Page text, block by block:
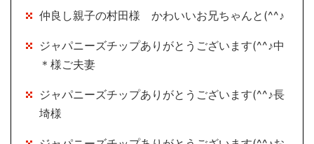
仲良し親子の村田様 かわいいお兄ちゃんと(^^♪
ジャパニーズチップありがとうございます(^^♪中
＊様ご夫妻
ジャパニーズチップありがとうございます(^^♪長
埼様